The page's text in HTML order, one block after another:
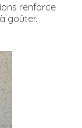
renforce
goûter.